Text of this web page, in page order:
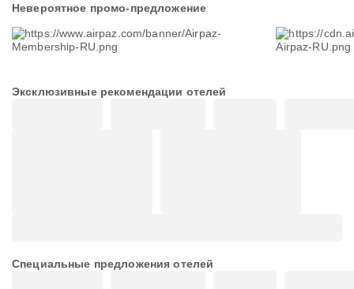
Невероятное промо-предложение
Эксклюзивные рекомендации отелей
Специальные предложения отелей